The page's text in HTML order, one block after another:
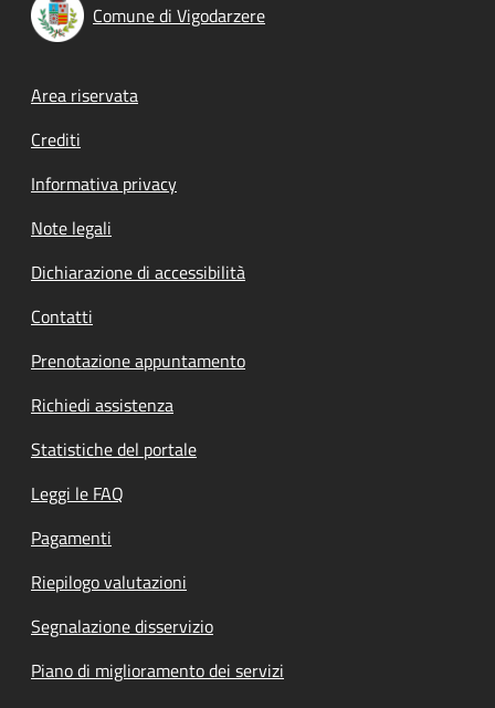
Comune di Vigodarzere
Footer menu
Area riservata
Crediti
Informativa privacy
Note legali
Dichiarazione di accessibilità
Contatti
Prenotazione appuntamento
Richiedi assistenza
Statistiche del portale
Leggi le FAQ
Pagamenti
Riepilogo valutazioni
Segnalazione disservizio
Piano di miglioramento dei servizi